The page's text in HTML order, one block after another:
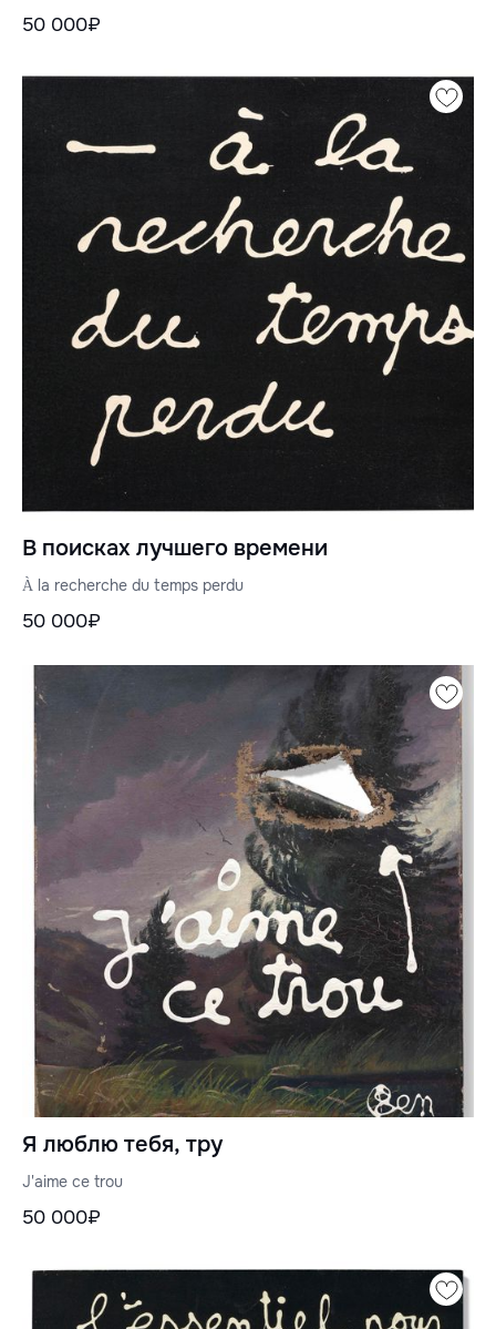
50 000₽
В поисках лучшего времени
À la recherche du temps perdu
50 000₽
Я люблю тебя, тру
J'aime ce trou
50 000₽